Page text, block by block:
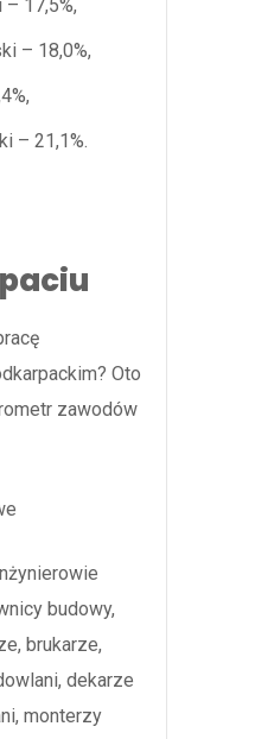
17,5%,
– 18,0%,
– 21,1%.
Oto
zawodów
budowy,
brukarze,
dekarze
monterzy